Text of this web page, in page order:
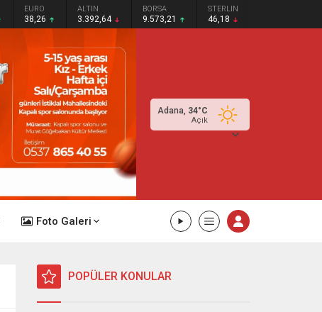
EURO
38,26
ALTIN
3.392,64
BORSA
9.573,21
STERLIN
46,18
Adana, 34°C
Açık
Foto Galeri
POPÜLER KONULAR